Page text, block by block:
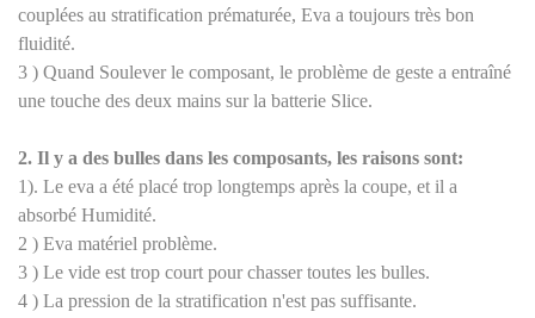
couplées au stratification prématurée, Eva a toujours très bon
fluidité.
3 ) Quand Soulever le composant, le problème de geste a entraîné
une touche des deux mains sur la batterie Slice.
2. Il y a des bulles dans les composants, les raisons sont:
1). Le eva a été placé trop longtemps après la coupe, et il a
absorbé Humidité.
2 ) Eva matériel problème.
3 ) Le vide est trop court pour chasser toutes les bulles.
4 ) La pression de la stratification n'est pas suffisante.